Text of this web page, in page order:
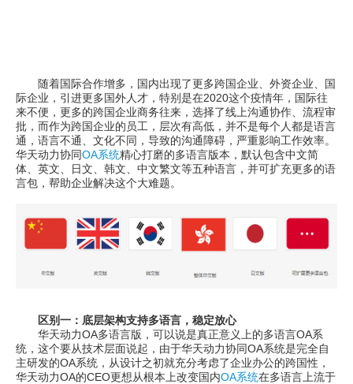
随着国际合作增多，国内出现了更多跨国企业、外资企业、国
际企业，引进更多国外人才，特别是在2020这个疫情年，国际往
来不便，更多的跨国企业商务往来，选择了线上沟通协作、流程审
批，而作为跨国企业的员工，层次有高低，并不是每个人都是语言
通，语言不通、文化不同，导致的沟通障碍，严重影响工作效率。
华天动力协同OA系统精心打磨的多语言版本，默认包含中文简
体、英文、日文、韩文、中文繁文等五种语言，并可扩充更多的语
言包，帮助企业解决这个大难题。
区别一：底层架构支持多语言，稳定放心
华天动力OA多语言版，可以说是真正意义上的多语言OA系
统，这个要从技术层面说起，由于华天动力协同OA系统是完全自
主研发的OA系统，从设计之初就充分考虑了企业办公的跨国性，
华天动力OA的CEO更想从根本上改变国内OA系统在多语言上流于